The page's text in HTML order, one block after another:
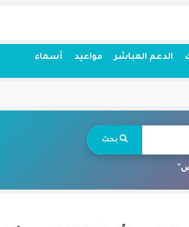
الدعم المباشر مواعيد أسماء
بحث